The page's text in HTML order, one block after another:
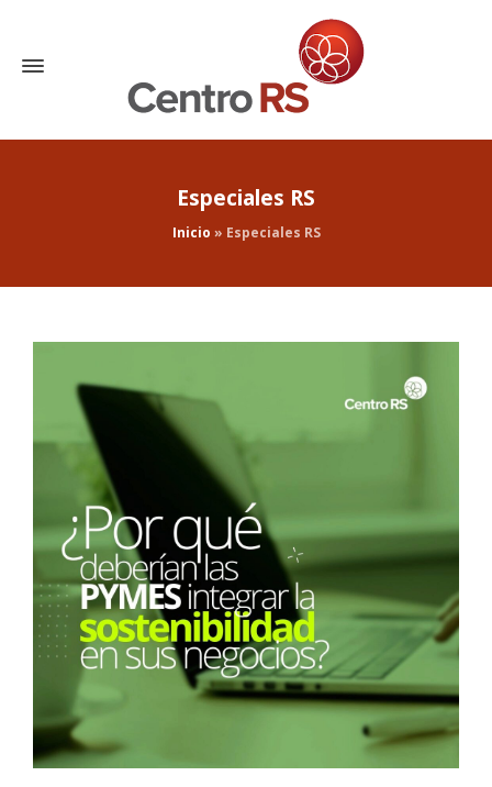
Especiales RS
Inicio » Especiales RS